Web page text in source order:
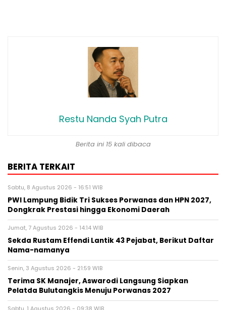
Restu Nanda Syah Putra
Berita ini 15 kali dibaca
BERITA TERKAIT
Sabtu, 8 Agustus 2026 - 16:51 WIB
PWI Lampung Bidik Tri Sukses Porwanas dan HPN 2027,
Dongkrak Prestasi hingga Ekonomi Daerah
Jumat, 7 Agustus 2026 - 14:14 WIB
Sekda Rustam Effendi Lantik 43 Pejabat, Berikut Daftar
Nama-namanya
Senin, 3 Agustus 2026 - 21:59 WIB
Terima SK Manajer, Aswarodi Langsung Siapkan
Pelatda Bulutangkis Menuju Porwanas 2027